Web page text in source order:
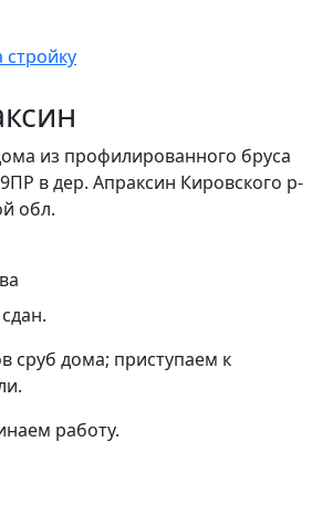
из профилированного бруса
в дер. Апраксин Кировского р-
обл.
сруб дома; приступаем к
работу.